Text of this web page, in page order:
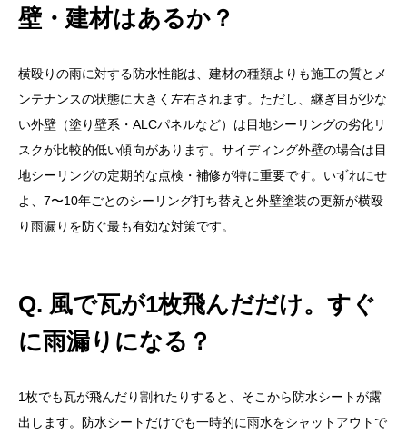
壁・建材はあるか？
横殴りの雨に対する防水性能は、建材の種類よりも施工の質とメ
ンテナンスの状態に大きく左右されます。ただし、継ぎ目が少な
い外壁（塗り壁系・ALCパネルなど）は目地シーリングの劣化リ
スクが比較的低い傾向があります。サイディング外壁の場合は目
地シーリングの定期的な点検・補修が特に重要です。いずれにせ
よ、7〜10年ごとのシーリング打ち替えと外壁塗装の更新が横殴
り雨漏りを防ぐ最も有効な対策です。
Q. 風で瓦が1枚飛んだだけ。すぐ
に雨漏りになる？
1枚でも瓦が飛んだり割れたりすると、そこから防水シートが露
出します。防水シートだけでも一時的に雨水をシャットアウトで